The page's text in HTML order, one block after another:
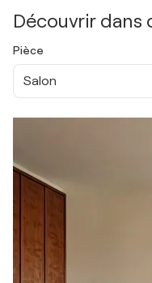
Découvrir dans
Pièce
Salon